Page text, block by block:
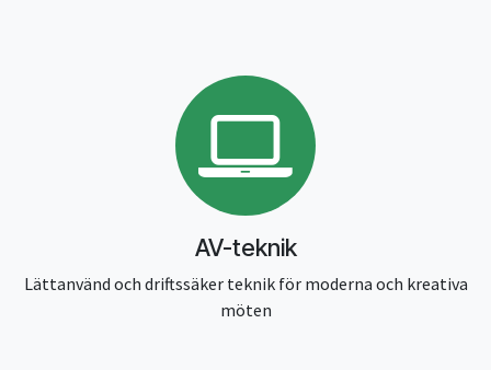
AV-teknik
Lättanvänd och driftssäker teknik för moderna och kreativa
möten